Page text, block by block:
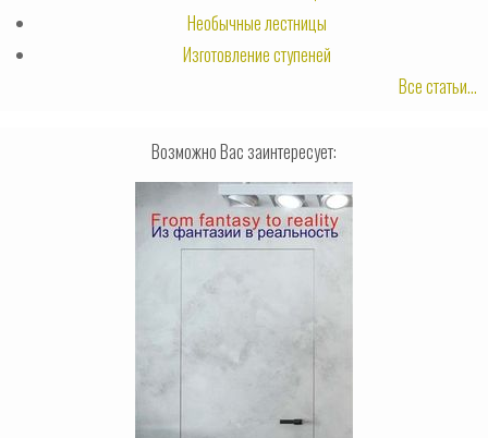
Необычные лестницы
Изготовление ступеней
Все статьи...
Возможно Вас заинтересует: